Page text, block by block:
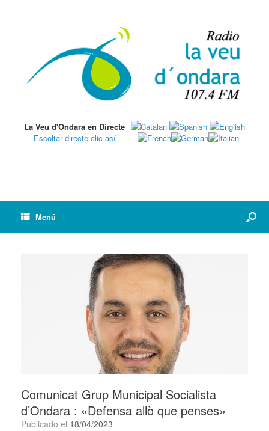
La Veu d'Ondara en Directe
Escoltar directe clic ací
Menú
Comunicat Grup Municipal Socialista
d’Ondara : «Defensa allò que penses»
Publicado el 18/04/2023